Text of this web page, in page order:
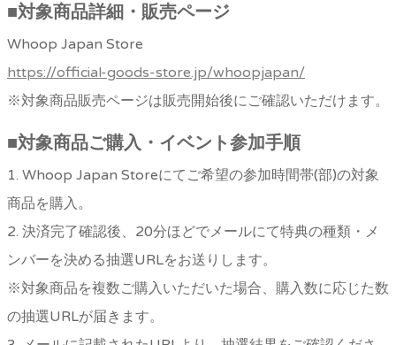
■対象商品詳細・販売ページ
Whoop Japan Store
https://official-goods-store.jp/whoopjapan/
※対象商品販売ページは販売開始後にご確認いただけます。
■対象商品ご購入・イベント参加手順
1. Whoop Japan Storeにてご希望の参加時間帯(部)の対象
商品を購入。
2. 決済完了確認後、20分ほどでメールにて特典の種類・メ
ンバーを決める抽選URLをお送りします。
※対象商品を複数ご購入いただいた場合、購入数に応じた数
の抽選URLが届きます。